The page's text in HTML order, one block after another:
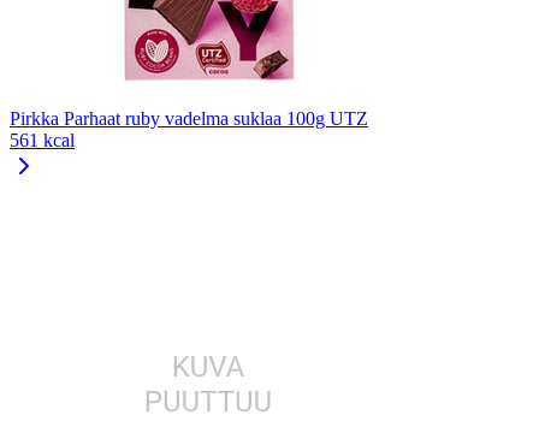
Pirkka Parhaat ruby vadelma suklaa 100g UTZ
561 kcal